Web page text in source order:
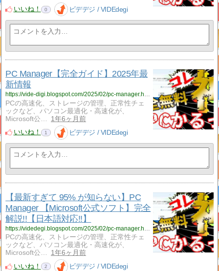
いいね！
0 ビデデジ / VIDEdegi
PC Manager【完全ガイド】2025年最
新情報
https://vide-digi.blogspot.com/2025/02/pc-manager.html
PCの高速化、ストレージの管理、正常性チェ
ックなど、パソコン最適化・高速化が、
Microsoft公…
1年6ヶ月前
いいね！
1 ビデデジ / VIDEdegi
【最新すぎて 95% が知らない】PC
Manager 【Microsoft公式ソフト】完全
解説!!【日本語対応!!】
PCの高速化、ストレージの管理、正常性チェ
ックなど、パソコン最適化・高速化が、
Microsoft公…
1年6ヶ月前
いいね！
2 ビデデジ / VIDEdegi